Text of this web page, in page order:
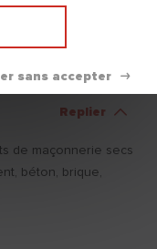
Replier
de maçonnerie secs
béton, brique,